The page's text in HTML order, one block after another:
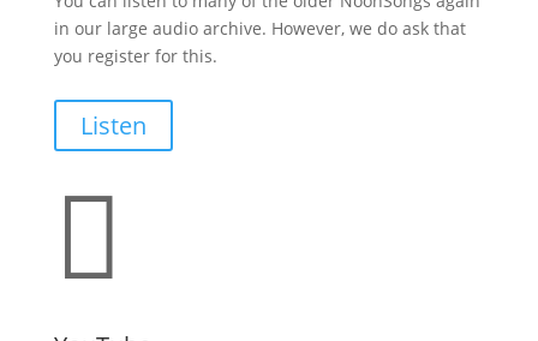
in our large audio archive. However, we do ask that
you register for this.
Listen
